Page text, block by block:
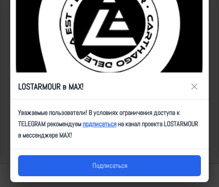
13_sudoplatov
12411 | Автор:ultz | Дата: 2024-01-13 | Просмотров:
FPV, здание, попадание, ВТ-40
Популярные за сегодня видео
Lostarmour | Carthago Delenda Est | 2014-2026
LOSTARMOUR в MAX! ×
Уважаемые пользователи! В условиях ограничения доступа к
TELEGRAM рекомендуемподписатьсяна канал проекта LOSTARMOUR
в мессенджере MAX!
Подписаться